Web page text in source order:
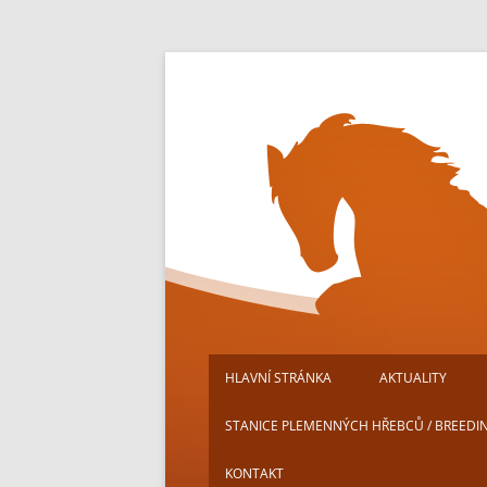
Přejít
HLAVNÍ STRÁNKA AKTUALITY
STANICE PLEMENNÝCH HŘEBCŮ /
KONTAKT